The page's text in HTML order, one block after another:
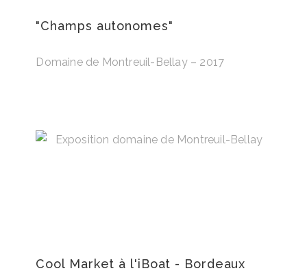
"Champs autonomes"
Domaine de Montreuil-Bellay – 2017
Cool Market à l'iBoat - Bordeaux